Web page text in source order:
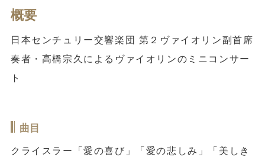
概要
日本センチュリー交響楽団 第２ヴァイオリン副首席
奏者・高橋宗久によるヴァイオリンのミニコンサー
ト
曲目
クライスラー「愛の喜び」「愛の悲しみ」「美しき